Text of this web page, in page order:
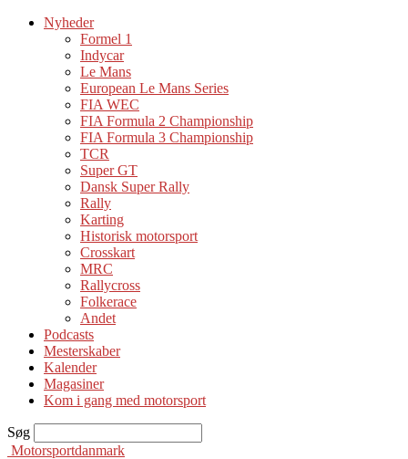
Nyheder
Formel 1
Indycar
Le Mans
European Le Mans Series
FIA WEC
FIA Formula 2 Championship
FIA Formula 3 Championship
TCR
Super GT
Dansk Super Rally
Rally
Karting
Historisk motorsport
Crosskart
MRC
Rallycross
Folkerace
Andet
Podcasts
Mesterskaber
Kalender
Magasiner
Kom i gang med motorsport
Søg
Motorsportdanmark